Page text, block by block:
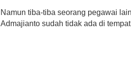
Namun tiba-tiba seorang pegawai
Admajianto sudah tidak ada di